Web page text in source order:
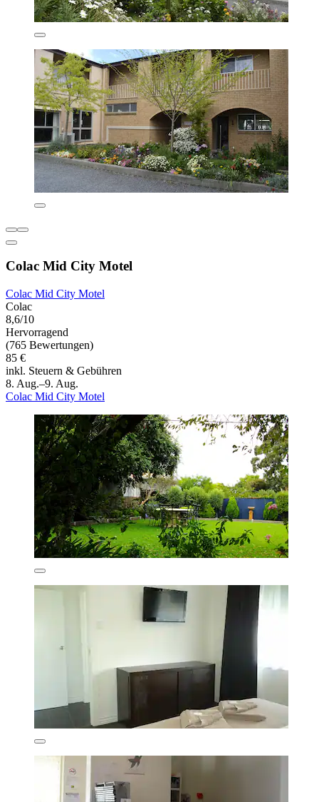
Colac Mid City Motel
Colac Mid City Motel
Colac
8,6/10
Hervorragend
(765 Bewertungen)
85 €
inkl. Steuern & Gebühren
8. Aug.–9. Aug.
Colac Mid City Motel